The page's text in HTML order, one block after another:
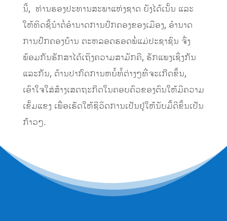
ນີ້, ທ່ານຮອງປະທານສະພາແຫ່ງຊາດ ຍັງໄດ້ເນັ້ນ ແລະ
ໃຫ້ທິດຊີ້ນຳຕໍ່ອຳນາດການປົກຄອງຂອງເມືອງ, ອຳນາດ
ການປົກຄອງບ້ານ ຕະຫລອດຮອດພໍ່ແມ່ປະຊາຊົນ ຈົ່ງ
ພ້ອມກັນຮັກສາໄດ້ເຖິງຄວາມສາມັກຄີ, ຮັກແພງເຊິ່ງກັນ
ແລະກັນ, ຕ້ານປາກົດການຫຍໍ້ທໍ້ຕ່າງໆທີ່ຈະເກີດຂຶ້ນ,
ເອົາໃຈໃສ່ສ້າງເສດຖະກິດໃນຄອບຄົວຂອງຕົນໃຫ້ມີຄວາມ
ເຂັ້ມແຂງ ເພື່ອເຮັດໃຫ້ຊີວິດການເປັນຢູ່ໃຫ້ນັບມື້ດີຂຶ້ນເປັນ
ກ້າວໆ.